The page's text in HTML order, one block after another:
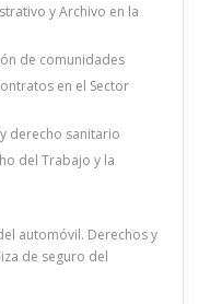
y Archivo en la
de comunidades
en el Sector
derecho sanitario
del Trabajo y la
automóvil. Derechos y
de seguro del